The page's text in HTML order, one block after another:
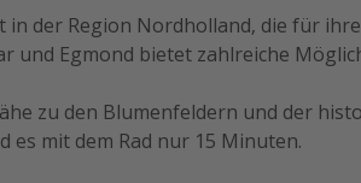
in der Region Nordholland, die für
und Egmond bietet zahlreiche
zu den Blumenfeldern und der
es mit dem Rad nur 15 Minuten.